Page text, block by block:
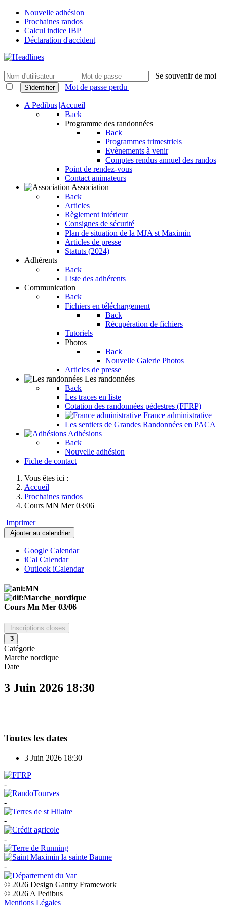
Nouvelle adhésion
Prochaines randos
Calcul indice IBP
Déclaration d'accident
Se souvenir de moi
S'identifier Mot de passe perdu
A Pedibus||Accueil
Back
Programme des randonnées
Back
Programmes trimestriels
Evènements à venir
Comptes rendus annuel des randos
Point de rendez-vous
Contact animateurs
Association
Back
Articles
Règlement intérieur
Consignes de sécurité
Plan de situation de la MJA st Maximin
Articles de presse
Statuts (2024)
Adhérents
Back
Liste des adhérents
Communication
Back
Fichiers en téléchargement
Back
Récupération de fichiers
Tutoriels
Photos
Back
Nouvelle Galerie Photos
Articles de presse
Les randonnées
Back
Les traces en liste
Cotation des randonnées pédestres (FFRP)
France administrative
Les sentiers de Grandes Randonnées en PACA
Adhésions
Back
Nouvelle adhésion
Fiche de contact
Vous êtes ici :
Accueil
Prochaines randos
Cours MN Mer 03/06
Imprimer
Ajouter au calendrier
Google Calendar
iCal Calendar
Outlook iCalendar
Cours Mn Mer 03/06
Inscriptions closes
3
Catégorie
Marche nordique
Date
3 Juin 2026 18:30
Toutes les dates
3 Juin 2026 18:30
-
-
-
-
-
© 2026 Design Gantry Framework
© 2026 A Pedibus
Mentions Légales